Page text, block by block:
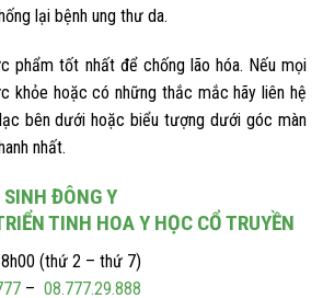
lại bệnh ung thư da.
phẩm tốt nhất để chống lão hóa. Nếu mọi
khỏe hoặc có những thắc mắc hãy liên hệ
bên dưới hoặc biểu tượng dưới góc màn
nhất.
ĐÔNG Y
TINH HOA Y HỌC CỔ TRUYỀN
(thứ 2 – thứ 7)
– 08.777.29.888